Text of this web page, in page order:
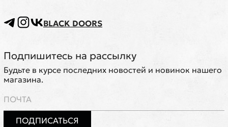
BLACK DOORS
Подпишитесь на рассылку
Будьте в курсе последних новостей и новинок нашего
магазина.
ПОДПИСАТЬСЯ